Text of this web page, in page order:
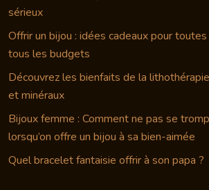
sérieux
Offrir un bijou : idées cadeaux pour
tous les budgets
Découvrez les bienfaits de la
et minéraux
Bijoux femme : Comment ne pas se
lorsqu’on offre un bijou à sa bien-aimée
Quel bracelet fantaisie offrir à son papa ?